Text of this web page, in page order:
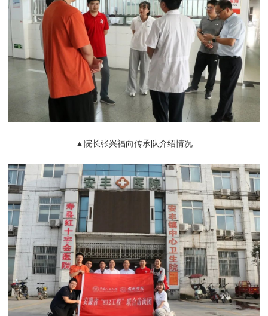
▲院长张兴福向传承队介绍情况